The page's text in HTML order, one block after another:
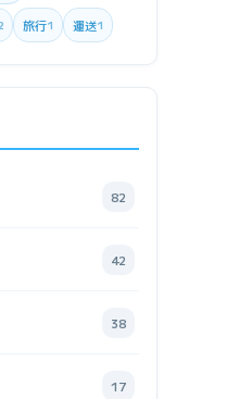
旅行1 運送1
82
42
38
17